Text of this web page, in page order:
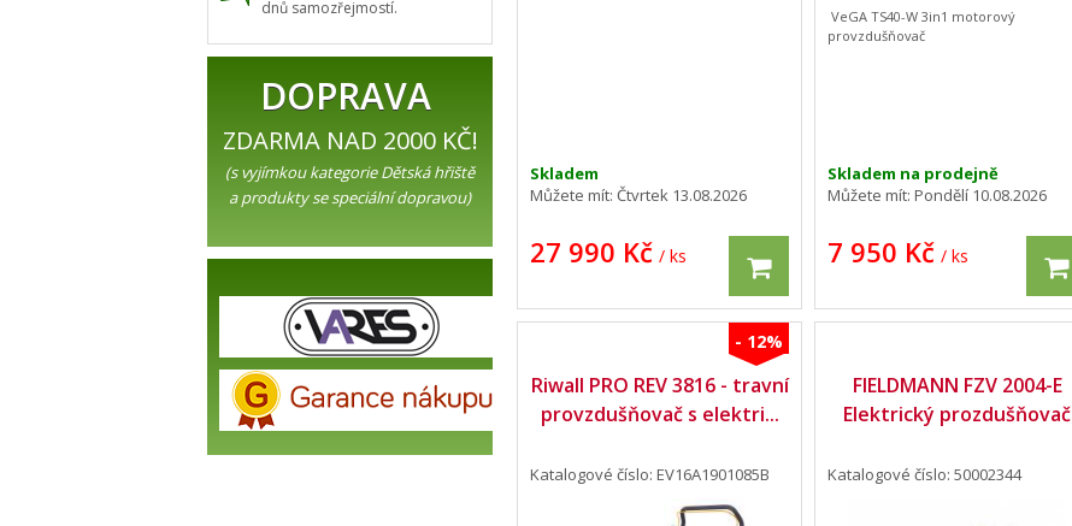
Skladem
Můžete mít: Čtvrtek 13.08.2026
27 990 Kč / ks
Skladem na prodejně
Můžete mít: Pondělí 10.08.2026
7 950 Kč / ks
VeGA TS40-W 3in1 motorový
provzdušňovač
Riwall PRO REV 3816 - travní
provzdušňovač s elektri...
- 12%
Katalogové číslo: EV16A1901085B
FIELDMANN FZV 2004-E
Elektrický prozdušňovač
Katalogové číslo: 50002344
dnů samozřejmostí.
DOPRAVA
ZDARMA NAD 2000 KČ!
(s vyjímkou kategorie Dětská hřiště
a produkty se speciální dopravou)